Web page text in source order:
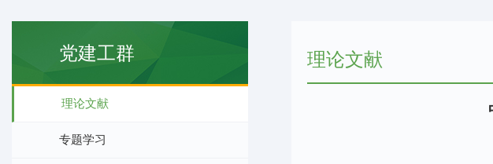
党建工群
理论文献
专题学习
理论文献